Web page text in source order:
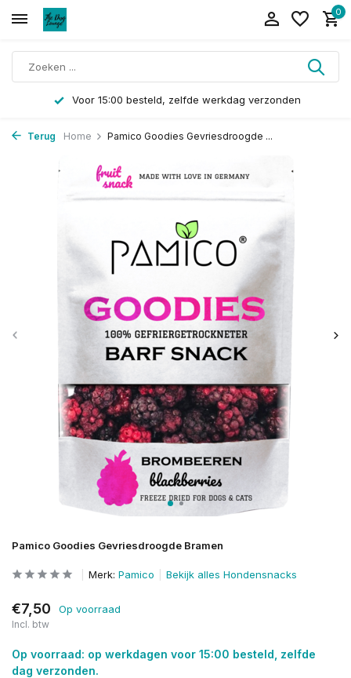
0
Voor 15:00 besteld, zelfde werkdag verzonden
Terug Home Pamico Goodies Gevriesdroogde ...
Pamico Goodies Gevriesdroogde Bramen
Merk: Pamico Bekijk alles Hondensnacks
€7,50 Op voorraad
Incl. btw
Op voorraad: op werkdagen voor 15:00 besteld, zelfde
dag verzonden.